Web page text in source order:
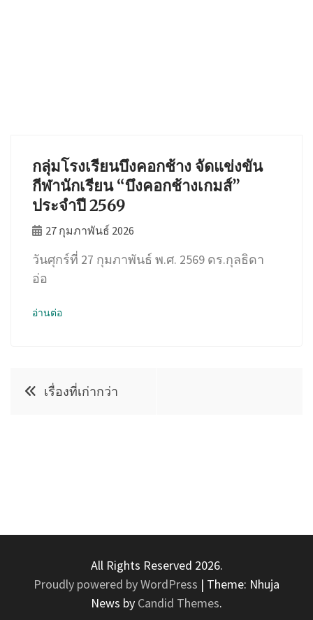
กลุ่มโรงเรียนบึงคอกช้าง จัดแข่งขัน
กีฬานักเรียน “บึงคอกช้างเกมส์”
ประจำปี 2569
27 กุมภาพันธ์ 2026
วันศุกร์ที่ 27 กุมภาพันธ์ พ.ศ. 2569 ดร.กุลธิดา
อ่อ
อ่านต่อ
แนะแนว
เรื่องที่เก่ากว่า
All Rights Reserved 2026.
Proudly powered by WordPress | Theme: Nhuja
News by Candid Themes.